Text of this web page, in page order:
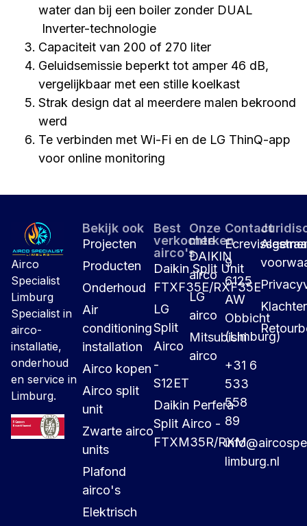
water dan bij een boiler zonder DUAL
Inverter-technologie
Capaciteit van 200 of 270 liter
Geluidsemissie beperkt tot amper 46 dB,
vergelijkbaar met een stille koelkast
Strak design dat al meerdere malen bekroond
werd
Te verbinden met Wi-Fi en de LG ThinQ-app
voor online monitoring
Airco
Specialist
Limburg
Specialist in
airco-
installatie,
onderhoud
en service in
Limburg.
Bekijk ook
Projecten
Producten
Onderhoud
Air
conditioning
installation
Airco kopen
Airco split
unit
Zwarte airco
units
Plafond
airco's
Elektrisch
Best
verkochte
airco's
Daikin Split Unit
FTXF35E/RXF35E
LG
Split
Airco
-
S12ET
Daikin Perfera
Split Airco -
FTXM35R/RXM
Onze
merken
DAIKIN
airco
LG
airco
Mitsubishi
airco
Contact
9
6125
AW
Obbicht
(Limburg)
+31 6
533
558
89
limburg.nl